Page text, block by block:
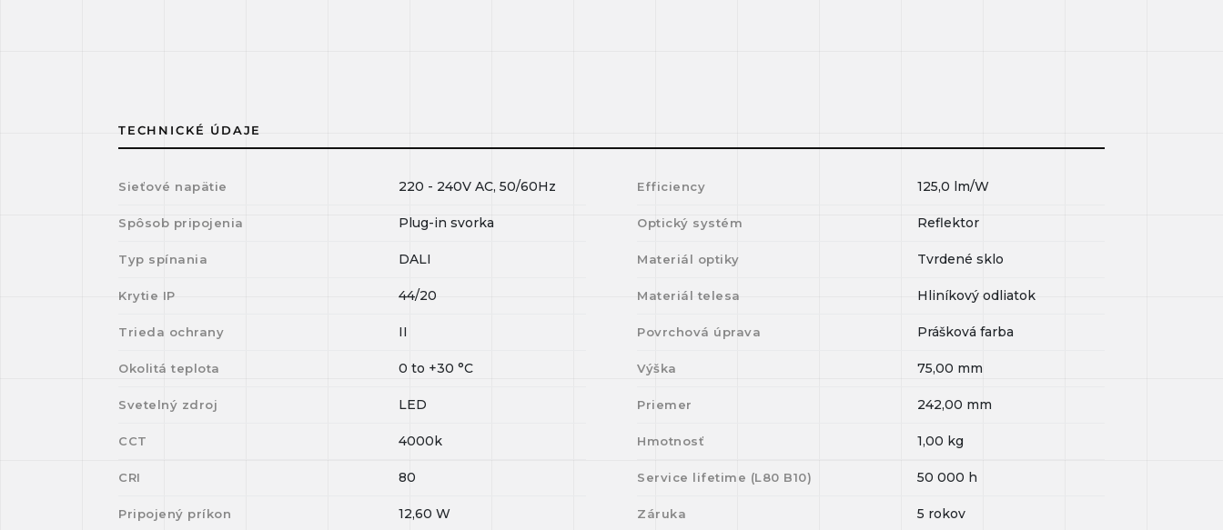
TECHNICKÉ ÚDAJE
Sieťové napätie 220 - 240V AC, 50/60Hz
Spôsob pripojenia Plug-in svorka
Typ spínania DALI
Krytie IP 44/20
Trieda ochrany II
Okolitá teplota 0 to +30 °C
Svetelný zdroj LED
CCT 4000k
CRI 80
Pripojený príkon 12,60 W
Efficiency 125,0 lm/W
Optický systém Reflektor
Materiál optiky Tvrdené sklo
Materiál telesa Hliníkový odliatok
Povrchová úprava Prášková farba
Výška 75,00 mm
Priemer 242,00 mm
Hmotnosť 1,00 kg
Service lifetime (L80 B10) 50 000 h
Záruka 5 rokov